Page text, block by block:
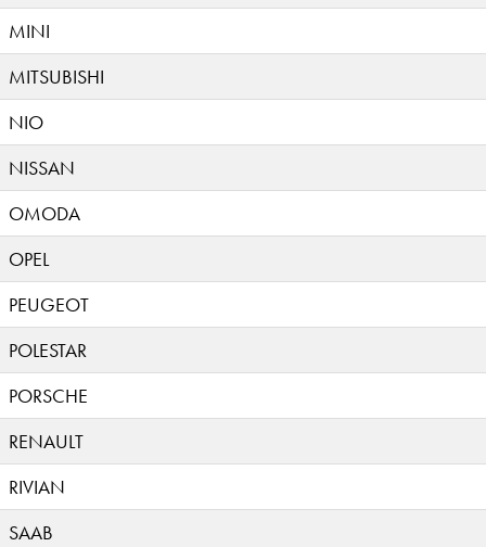
MINI
MITSUBISHI
NIO
NISSAN
OMODA
OPEL
PEUGEOT
POLESTAR
PORSCHE
RENAULT
RIVIAN
SAAB